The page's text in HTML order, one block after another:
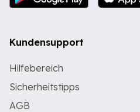
Kundensupport
Hilfebereich
Sicherheitstipps
AGB